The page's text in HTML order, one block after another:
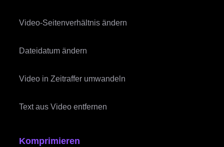
Video-Seitenverhältnis ändern
Dateidatum ändern
Video in Zeitraffer umwandeln
Text aus Video entfernen
Komprimieren